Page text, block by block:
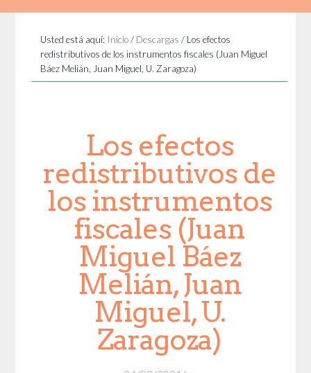
Usted está aquí: Inicio / Descargas / Los efectos
redistributivos de los instrumentos fiscales (Juan Miguel
Báez Melián, Juan Miguel, U. Zaragoza)
Los efectos
redistributivos de
los instrumentos
fiscales (Juan
Miguel Báez
Melián, Juan
Miguel, U.
Zaragoza)